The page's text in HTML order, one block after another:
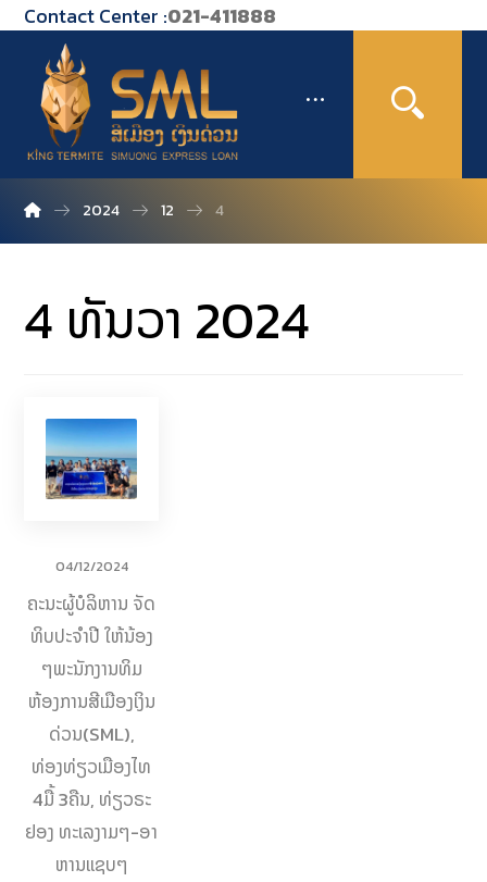
Contact Center :021-411888
2024 12 4
4 ທັນວາ 2024
04/12/2024
ຄະນະຜູ້ບໍລິຫານ ຈັດ
ທິບປະຈຳປີ ໃຫ້ນ້ອງ
ໆພະນັກງານທິມ
ຫ້ອງການສີເມືອງເງິນ
ດ່ວນ(SML),
ທ່ອງທ່ຽວເມືອງໄທ
4ມື້ 3ຄືນ, ທ່ຽວຣະ
ຢອງ ທະເລງາມໆ-ອາ
ຫານແຊບໆ